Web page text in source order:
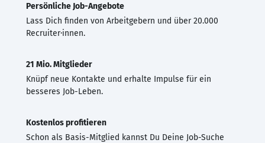
Persönliche Job-Angebote
Lass Dich finden von Arbeitgebern und über 20.000
Recruiter·innen.
21 Mio. Mitglieder
Knüpf neue Kontakte und erhalte Impulse für ein
besseres Job-Leben.
Kostenlos profitieren
Schon als Basis-Mitglied kannst Du Deine Job-Suche